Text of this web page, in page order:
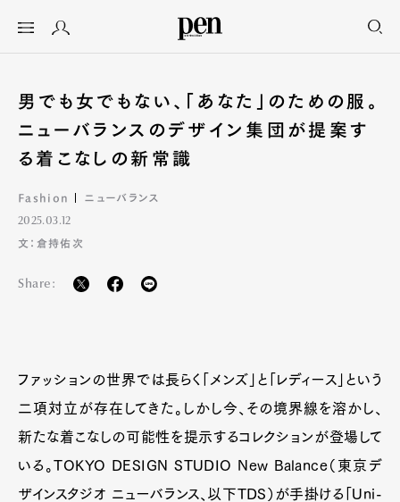
男でも女でもない、「あなた」のための服。
ニューバランスのデザイン集団が提案す
る着こなしの新常識
Fashion ニューバランス
2025.03.12
文：倉持佑次
Share:
ファッションの世界では長らく「メンズ」と「レディース」という
二項対立が存在してきた。しかし今、その境界線を溶かし、
新たな着こなしの可能性を提示するコレクションが登場して
いる。TOKYO DESIGN STUDIO New Balance（東京デ
ザインスタジオ ニューバランス、以下TDS）が手掛ける「Uni-